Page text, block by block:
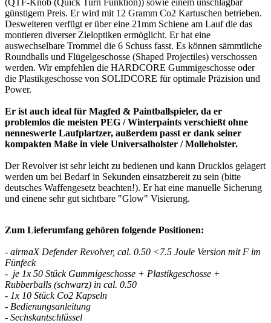
günstigem Preis. Er wird mit 12 Gramm Co2 Kartuschen betrieben.
Desweiteren verfügt er über eine 21mm Schiene am Lauf die das
montieren diverser Zieloptiken ermöglicht. Er hat eine
auswechselbare Trommel die 6 Schuss fasst. Es können sämmtliche
Roundballs und Flügelgeschosse (Shaped Projectiles) verschossen
werden. Wir empfehlen die HARDCORE Gummigeschosse oder
die Plastikgeschosse von SOLIDCORE für optimale Präzision und
Power.
Er ist auch ideal für Magfed & Paintballspieler, da er
problemlos die meisten PEG / Winterpaints verschießt ohne
nenneswerte Laufplartzer, außerdem passt er dank seiner
kompakten Maße in viele Universalholster / Molleholster.
Der Revolver ist sehr leicht zu bedienen und kann Drucklos gelagert
werden um bei Bedarf in Sekunden einsatzbereit zu sein (bitte
deutsches Waffengesetz beachten!). Er hat eine manuelle Sicherung
und einene sehr gut sichtbare "Glow" Visierung.
Zum Lieferumfang gehören folgende Positionen:
- airmaX Defender Revolver, cal. 0.50 <7.5 Joule Version mit F im
Fünfeck
- je 1x 50 Stück Gummigeschosse + Plastikgeschosse +
Rubberballs (schwarz) in cal. 0.50
- 1x 10 Stück Co2 Kapseln
- Bedienungsanleitung
- Sechskantschlüssel